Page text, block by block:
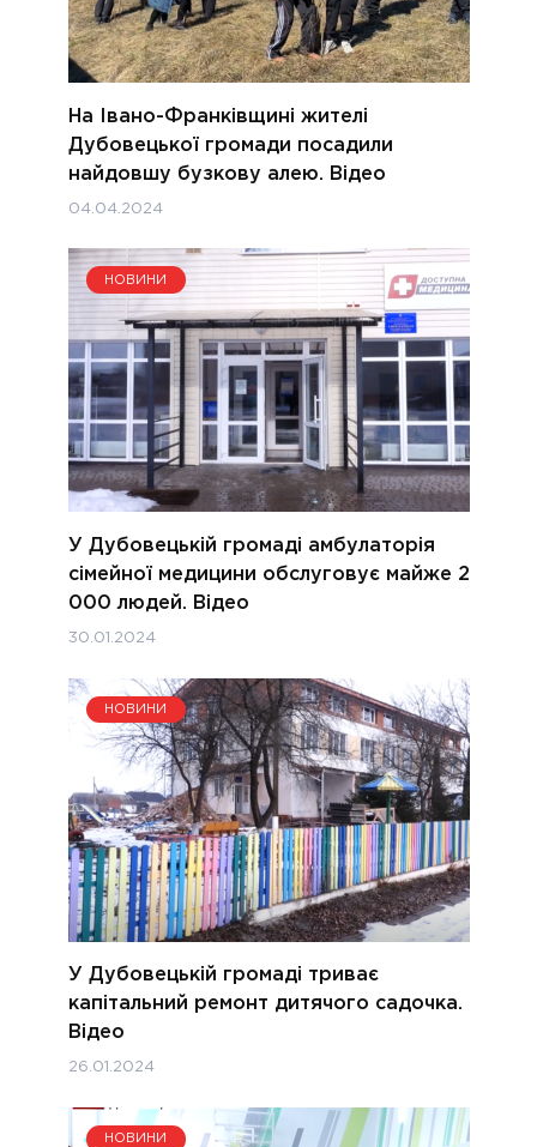
На Івано-Франківщині жителі
Дубовецької громади посадили
найдовшу бузкову алею. Відео
04.04.2024
НОВИНИ
У Дубовецькій громаді амбулаторія
сімейної медицини обслуговує майже 2
000 людей. Відео
30.01.2024
НОВИНИ
У Дубовецькій громаді триває
капітальний ремонт дитячого садочка.
Відео
26.01.2024
НОВИНИ